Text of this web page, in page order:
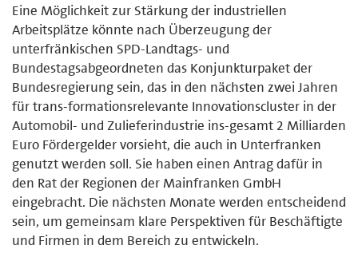
Eine Möglichkeit zur Stärkung der industriellen
Arbeitsplätze könnte nach Überzeugung der
unterfränkischen SPD-Landtags- und
Bundestagsabgeordneten das Konjunkturpaket der
Bundesregierung sein, das in den nächsten zwei Jahren
für trans-formationsrelevante Innovationscluster in der
Automobil- und Zulieferindustrie ins-gesamt 2 Milliarden
Euro Fördergelder vorsieht, die auch in Unterfranken
genutzt werden soll. Sie haben einen Antrag dafür in
den Rat der Regionen der Mainfranken GmbH
eingebracht. Die nächsten Monate werden entscheidend
sein, um gemeinsam klare Perspektiven für Beschäftigte
und Firmen in dem Bereich zu entwickeln.